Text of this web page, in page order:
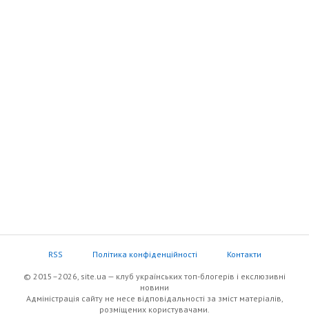
RSS Політика конфіденційності Контакти
© 2015–2026, site.ua — клуб українських топ-блогерів i екслюзивнi
новини
Адміністрація сайту не несе відповідальності за зміст матеріалів,
розміщених користувачами.